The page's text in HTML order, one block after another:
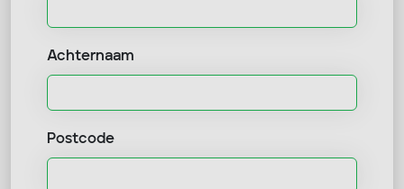
Achternaam
Postcode